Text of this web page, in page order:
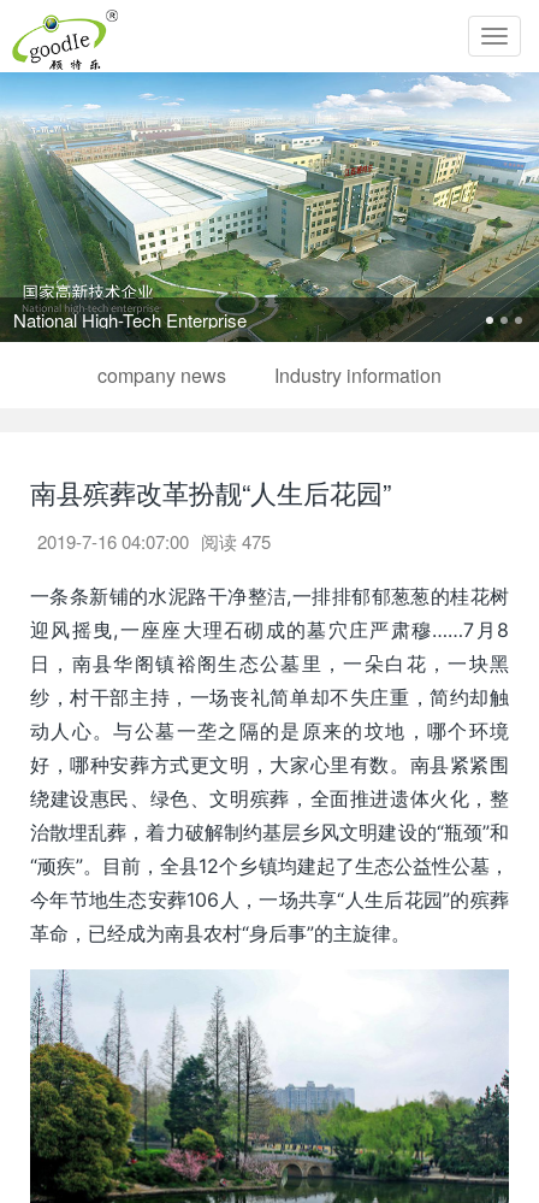
National High-Tech Enterprise
company news Industry information
南县殡葬改革扮靓“人生后花园”
2019-7-16 04:07:00 阅读475
一条条新铺的水泥路干净整洁,一排排郁郁葱葱的桂花树
迎风摇曳,一座座大理石砌成的墓穴庄严肃穆……7月8
日，南县华阁镇裕阁生态公墓里，一朵白花，一块黑
纱，村干部主持，一场丧礼简单却不失庄重，简约却触
动人心。与公墓一垄之隔的是原来的坟地，哪个环境
好，哪种安葬方式更文明，大家心里有数。南县紧紧围
绕建设惠民、绿色、文明殡葬，全面推进遗体火化，整
治散埋乱葬，着力破解制约基层乡风文明建设的“瓶颈”和
“顽疾”。目前，全县12个乡镇均建起了生态公益性公墓，
今年节地生态安葬106人，一场共享“人生后花园”的殡葬
革命，已经成为南县农村“身后事”的主旋律。